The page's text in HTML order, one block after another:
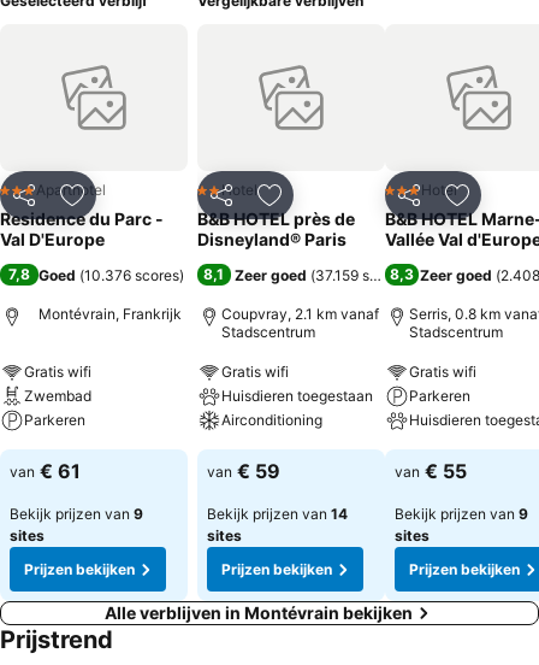
Delen Toevoegen aan favorieten
3 SterrenAparthotel
Residence du Parc -
Val D'Europe
7,8 Goed (10.376 scores)
Montévrain, Frankrijk
Gratis wifi
Zwembad
Parkeren
van € 61
Bekijk prijzen van 9
sites
Prijzen bekijken
Delen Toevoegen aan favorieten
2 Sterren
Hotel
B&B HOTEL près de
Disneyland® Paris
8,1 Zeer goed (37.159 scores)
Coupvray, 2.1 km vanaf
Stadscentrum
Gratis wifi
Huisdieren toegestaan
Airconditioning
van € 59
Bekijk prijzen van 14
sites
Prijzen bekijken
Delen
3 Sterren
Hotel
B&B HOTEL
Vallée Val
8,3 Zeer goed (
Serris, 0.8 km
Stadscentrum
Gratis wifi
Parkeren
Huisdieren
van € 55
Bekijk prijzen van 9
sites
Prijzen bekijken
Alle verblijven in Montévrain bekijken
Prijstrend